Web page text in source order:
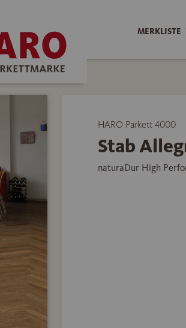
MERKLISTE
HARO Parkett 4000
Stab
naturaDur High